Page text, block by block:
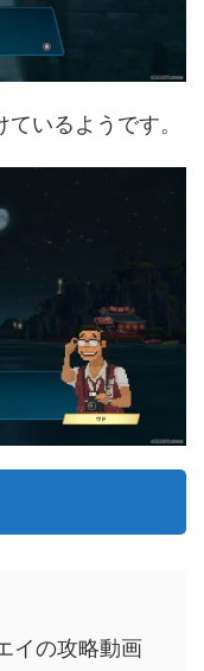
いるようです。
イの攻略動画